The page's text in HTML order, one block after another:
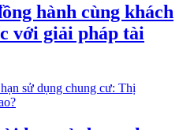
hành cùng khách
với giải pháp tài